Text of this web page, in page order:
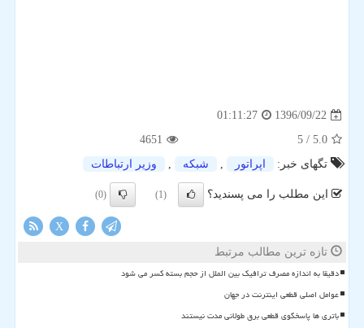
1396/09/22
01:11:27
5.0
/ 5
4651
تگهای خبر:
اپراتور , شبكه , وزیر ارتباطات
این مطلب را می پسندید؟ (1)
(0)
X
تازه ترین مطالب مرتبط
دقیقا به اندازه مصرف ترافیک بین الملل از حجم بسته کسر می شود
عوامل اصلی قطعی اینترنت در جهان
باتری ها پاسخگوی قطعی برق طولانی مدت نیستند